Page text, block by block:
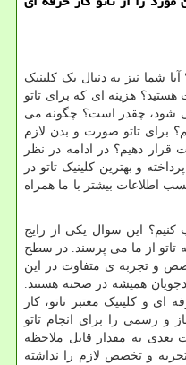
شما نیز به دنبال یک کلینیک
هزینه ای که برای تاتو
شود، چقدر است؟ چگونه می
برای تاتو صورت و بدن لازم
قرار دهیم؟ در ادامه در نظر
و بهترین کلینیک تاتو در
اطلاعات بیشتر با ما همراه
کنیم؟ این سوال یکی از رایج
تاتو از ما می پرسند. در سطح
و تجربه ی متفاوت در این
همیشه در صحنه هستند.
ای و کلینیک معتبر تاتو، کار
و رسمی را برای انجام تاتو
بعدی به مقدار قابل ملاحظه
و تخصص لازم را نداشته